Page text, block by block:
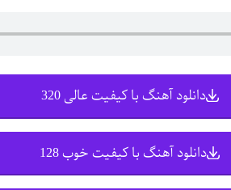
دانلود آهنگ با کیفیت عالی 320
دانلود آهنگ با کیفیت خوب 128